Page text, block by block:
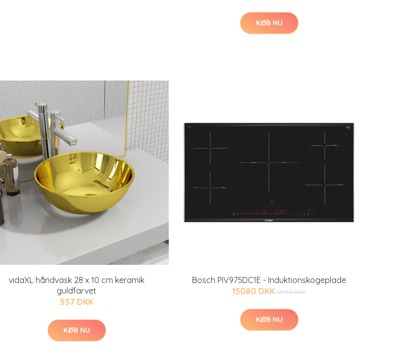
KØB NU
vidaXL håndvask 28 x 10 cm keramik
guldfarvet
557 DKK
KØB NU
Bosch PIV975DC1E - Induktionskogeplade
15080 DKK 18199 DKK
KØB NU